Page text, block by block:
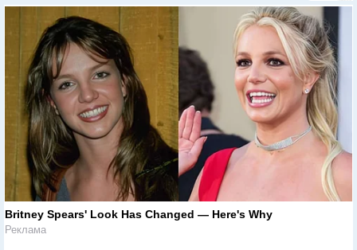
Britney Spears' Look Has Changed — Here's Why
Реклама